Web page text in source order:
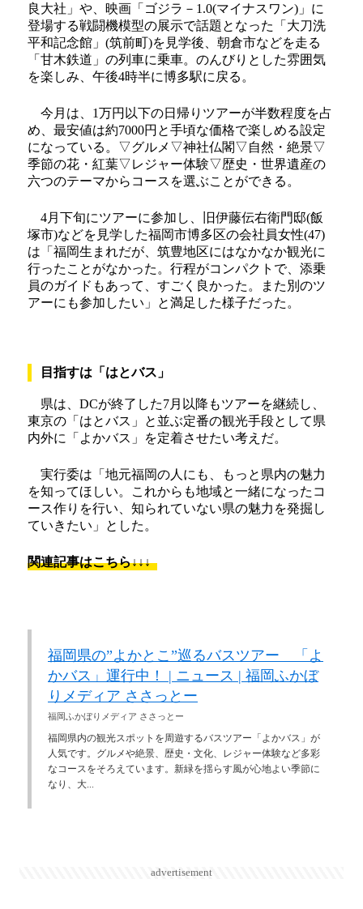
良大社」や、映画「ゴジラ－1.0(マイナスワン)」に
登場する戦闘機模型の展示で話題となった「大刀洗
平和記念館」(筑前町)を見学後、朝倉市などを走る
「甘木鉄道」の列車に乗車。のんびりとした雰囲気
を楽しみ、午後4時半に博多駅に戻る。
今月は、1万円以下の日帰りツアーが半数程度を占
め、最安値は約7000円と手頃な価格で楽しめる設定
になっている。▽グルメ▽神社仏閣▽自然・絶景▽
季節の花・紅葉▽レジャー体験▽歴史・世界遺産の
六つのテーマからコースを選ぶことができる。
4月下旬にツアーに参加し、旧伊藤伝右衛門邸(飯
塚市)などを見学した福岡市博多区の会社員女性(47)
は「福岡生まれだが、筑豊地区にはなかなか観光に
行ったことがなかった。行程がコンパクトで、添乗
員のガイドもあって、すごく良かった。また別のツ
アーにも参加したい」と満足した様子だった。
目指すは「はとバス」
県は、DCが終了した7月以降もツアーを継続し、
東京の「はとバス」と並ぶ定番の観光手段として県
内外に「よかバス」を定着させたい考えだ。
実行委は「地元福岡の人にも、もっと県内の魅力
を知ってほしい。これからも地域と一緒になったコ
ース作りを行い、知られていない県の魅力を発掘し
ていきたい」とした。
関連記事はこちら↓↓↓
福岡県の”よかとこ”巡るバスツアー 「よ
かバス」運行中！ | ニュース | 福岡ふかぼ
りメディア ささっとー
福岡ふかぼりメディア ささっとー
福岡県内の観光スポットを周遊するバスツアー「よかバス」が
人気です。グルメや絶景、歴史・文化、レジャー体験など多彩
なコースをそろえています。新緑を揺らす風が心地よい季節に
なり、大...
advertisement